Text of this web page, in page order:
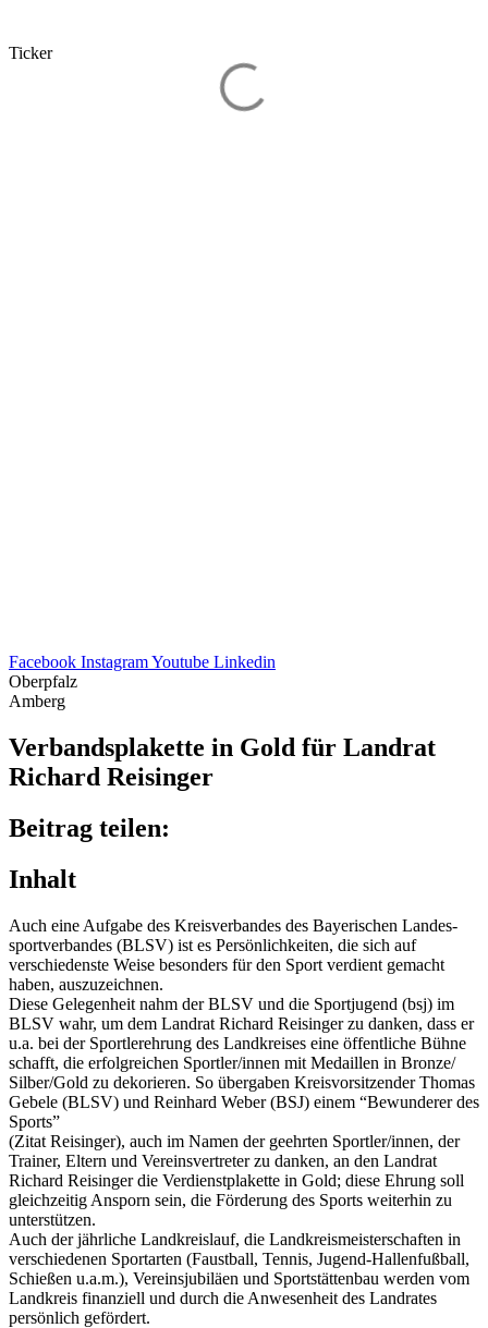
Ticker
Facebook InstagramYoutube Linkedin
Oberpfalz
Amberg
Verbands­pla­kette in Gold für Land­rat
Richard Reisinger
Beitrag teilen:
Inhalt
Auch eine Aufgabe des Kreis­ver­ban­des des Baye­ri­schen Landes­
sport­ver­ban­des (BLSV) ist es Persön­lich­kei­ten, die sich auf
verschie­denste Weise beson­ders für den Sport verdient gemacht
haben, auszu­zeich­nen.
Diese Gele­gen­heit nahm der BLSV und die Sport­ju­gend (bsj) im
BLSV wahr, um dem Land­rat Richard Reisin­ger zu danken, dass er
u.a. bei der Sport­ler­eh­rung des Land­krei­ses eine öffent­li­che Bühne
schafft, die erfolg­rei­chen Sportler/​innen mit Medail­len in Bronze/​
Silber/​Gold zu deko­rie­ren. So über­ga­ben Kreis­vor­sit­zen­der Thomas
Gebele (BLSV) und Rein­hard Weber (BSJ) einem “Bewun­de­rer des
Sports”
(Zitat Reisin­ger), auch im Namen der geehr­ten Sportler/​innen, der
Trai­ner, Eltern und Vereins­ver­tre­ter zu danken, an den Land­rat
Richard Reisin­ger die Verdienst­pla­kette in Gold; diese Ehrung soll
gleich­zei­tig Ansporn sein, die Förde­rung des Sports weiter­hin zu
unter­stüt­zen.
Auch der jähr­li­che Land­kreis­lauf, die Land­kreis­meis­ter­schaf­ten in
verschie­de­nen Sport­ar­ten (Faust­ball, Tennis, Jugend-Hallen­fuß­ball,
Schie­ßen u.a.m.), Vereins­ju­bi­läen und Sport­stät­ten­bau werden vom
Land­kreis finan­zi­ell und durch die Anwe­sen­heit des Land­ra­tes
persön­lich gefördert.